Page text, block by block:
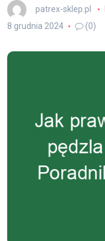
patrex-sklep.pl
8 grudnia 2024
(0)